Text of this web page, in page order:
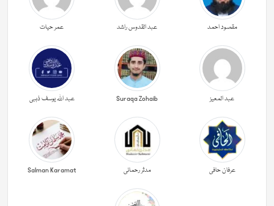
مقصود احمد عبد القدوس راشد عمر حیات
عبد المعیز Suraqa Zohaib عبد اللہ یوسف ذہبی
عرفان حافی مدثر رحمانی Salman Karamat